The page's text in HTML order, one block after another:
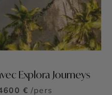
Explora Journeys
€ /pers